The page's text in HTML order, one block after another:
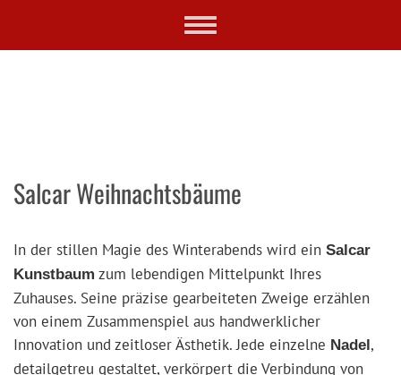
Toggle
Salcar Weihnachtsbäume
In der stillen Magie des Winterabends wird ein Salcar
Kunstbaum zum lebendigen Mittelpunkt Ihres
Zuhauses. Seine präzise gearbeiteten Zweige erzählen
von einem Zusammenspiel aus handwerklicher
Innovation und zeitloser Ästhetik. Jede einzelne Nadel,
detailgetreu gestaltet, verkörpert die Verbindung von